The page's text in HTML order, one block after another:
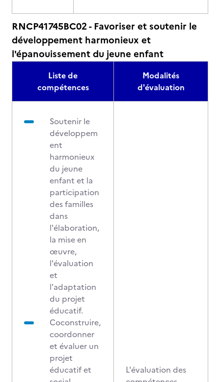
RNCP41745BC02 - Favoriser et soutenir le
développement harmonieux et
l'épanouissement du jeune enfant
Liste de
compétences
Modalités
d'évaluation
Soutenir le
développem
ent
harmonieux
du jeune
enfant et la
participation
des familles
dans
l'élaboration,
la mise en
œuvre,
l'évaluation
et
l'adaptation
du projet
éducatif.
Coconstruire,
coordonner
et évaluer un
projet
éducatif et
L'évaluation des